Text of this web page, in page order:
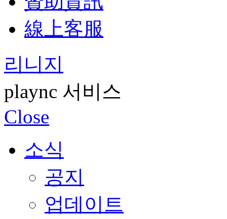
線上客服
리니지
plaync 서비스
Close
소식
공지
업데이트